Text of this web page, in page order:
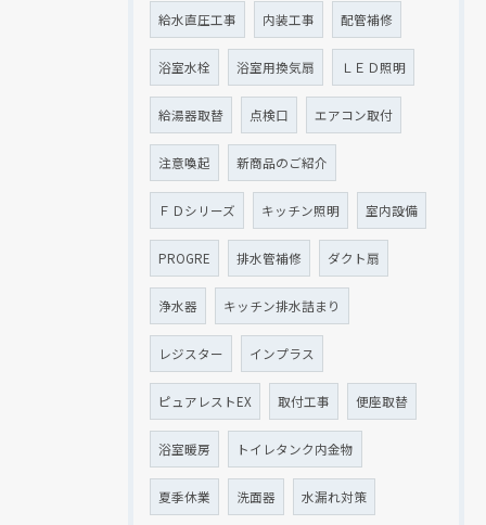
給水直圧工事 内装工事 配管補修
浴室水栓 浴室用換気扇 ＬＥＤ照明
給湯器取替 点検口 エアコン取付
注意喚起 新商品のご紹介
ＦＤシリーズ キッチン照明 室内設備
PROGRE 排水管補修 ダクト扇
浄水器 キッチン排水詰まり
レジスター インプラス
ピュアレストEX 取付工事 便座取替
浴室暖房 トイレタンク内金物
夏季休業 洗面器 水漏れ対策